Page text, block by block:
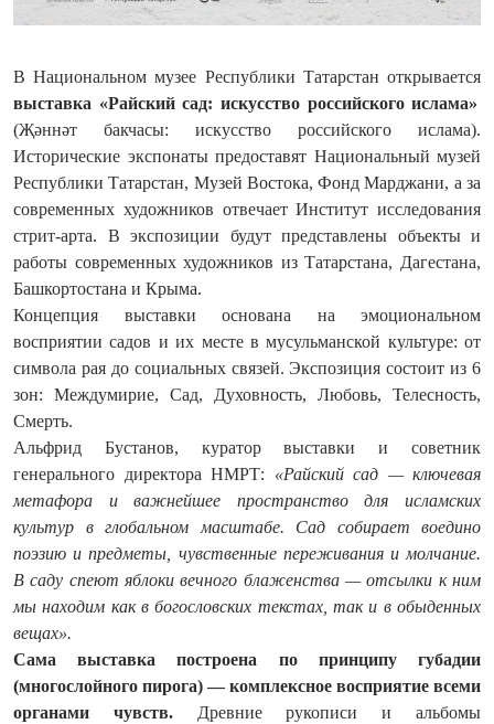
В Национальном музее Республики Татарстан открывается
выставка «Райский сад: искусство российского ислама»
(Җәннәт бакчасы: искусство российского ислама).
Исторические экспонаты предоставят Национальный музей
Республики Татарстан, Музей Востока, Фонд Марджани, а за
современных художников отвечает Институт исследования
стрит-арта. В экспозиции будут представлены объекты и
работы современных художников из Татарстана, Дагестана,
Башкортостана и Крыма.
Концепция выставки основана на эмоциональном
восприятии садов и их месте в мусульманской культуре: от
символа рая до социальных связей. Экспозиция состоит из 6
зон: Междумирие, Сад, Духовность, Любовь, Телесность,
Смерть.
Альфрид Бустанов, куратор выставки и советник
генерального директора НМРТ: «Райский сад — ключевая
метафора и важнейшее пространство для исламских
культур в глобальном масштабе. Сад собирает воедино
поэзию и предметы, чувственные переживания и молчание.
В саду спеют яблоки вечного блаженства — отсылки к ним
мы находим как в богословских текстах, так и в обыденных
вещах».
Сама выставка построена по принципу губадии
(многослойного пирога) — комплексное восприятие всеми
органами чувств.Древние рукописи и альбомы